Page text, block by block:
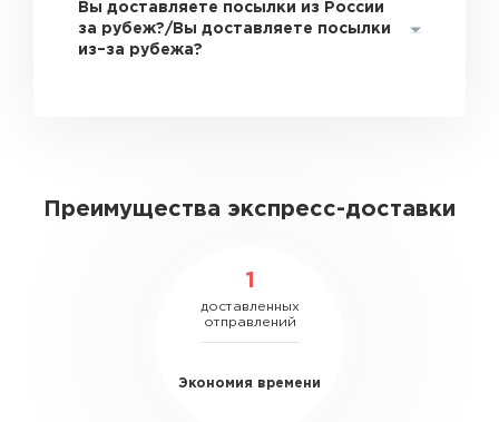
Вы доставляете посылки из России
за рубеж?/Вы доставляете посылки
из–за рубежа?
Преимущества экспресс-доставки
1
доставленных
отправлений
Экономия времени